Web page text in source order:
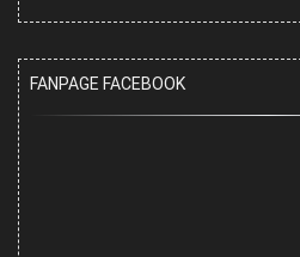
FANPAGE FACEBOOK